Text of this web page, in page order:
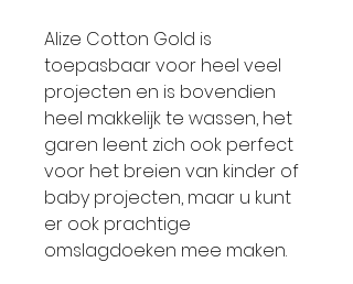
Alize Cotton Gold is
toepasbaar voor heel veel
projecten en is bovendien
heel makkelijk te wassen, het
garen leent zich ook perfect
voor het breien van kinder of
baby projecten, maar u kunt
er ook prachtige
omslagdoeken mee maken.